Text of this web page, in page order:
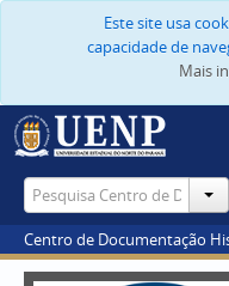
Este site usa
capacidade de
Mais
Centro de Documentação